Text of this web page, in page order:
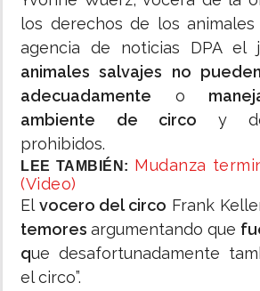
los derechos de los
agencia de noticias DPA el
animales salvajes no pueden
adecuadamente o
ambiente de circo y
prohibidos.
LEE TAMBIÉN: Mudanza
(Video)
El vocero del circo Frank
temoresargumentando que
que desafortunadamente
el circo”.